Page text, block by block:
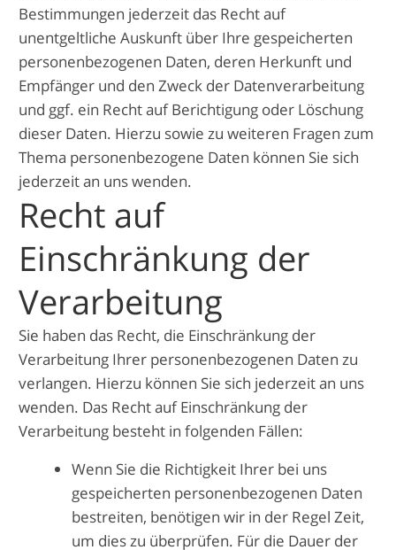
Bestimmungen jederzeit das Recht auf
unentgeltliche Auskunft über Ihre gespeicherten
personenbezogenen Daten, deren Herkunft und
Empfänger und den Zweck der Datenverarbeitung
und ggf. ein Recht auf Berichtigung oder Löschung
dieser Daten. Hierzu sowie zu weiteren Fragen zum
Thema personenbezogene Daten können Sie sich
jederzeit an uns wenden.
Recht auf
Einschränkung der
Verarbeitung
Sie haben das Recht, die Einschränkung der
Verarbeitung Ihrer personenbezogenen Daten zu
verlangen. Hierzu können Sie sich jederzeit an uns
wenden. Das Recht auf Einschränkung der
Verarbeitung besteht in folgenden Fällen:
Wenn Sie die Richtigkeit Ihrer bei uns
gespeicherten personenbezogenen Daten
bestreiten, benötigen wir in der Regel Zeit,
um dies zu überprüfen. Für die Dauer der